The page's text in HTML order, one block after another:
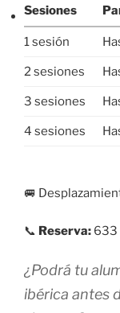
Sesiones
1 sesión
2 sesiones
3 sesiones
4 sesiones
🚐
📞 Reserva: 633
¿Podrá tu
ibérica antes